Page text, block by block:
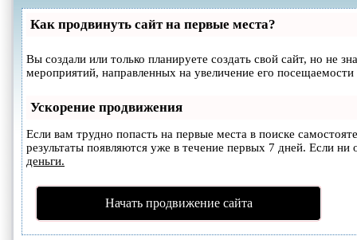
Как продвинуть сайт на первые места?
Вы создали или только планируете создать свой сайт, но не
мероприятий, направленных на увеличение его
Ускорение продвижения
Если вам трудно попасть на первые места в поиске
результаты появляются уже в течение первых 7 дней. Если
деньги.
Начать продвижение сайта